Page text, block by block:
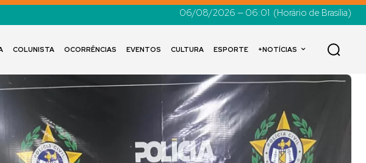
06/08/2026 — 06:01 (Horário de Brasília)
COLUNISTA OCORRÊNCIAS EVENTOS CULTURA ESPORTE +NOTÍCIAS